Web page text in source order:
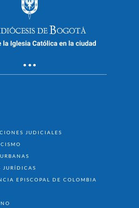
JUDICIALES
JURÍDICAS
EPISCOPAL DE COLOMBIA